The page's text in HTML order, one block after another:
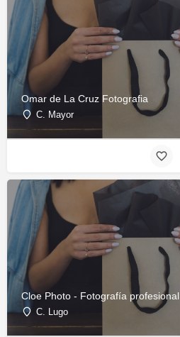
Omar de La Cruz Fotografia
C. Mayor
Cloe Photo - Fotografía profesional
C. Lugo